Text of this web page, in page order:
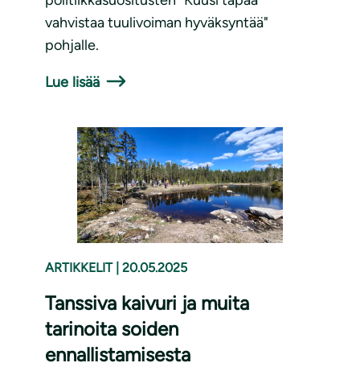
vahvistaa tuulivoiman hyväksyntää"
pohjalle.
Lue lisää
ARTIKKELIT 20.05.2025
Tanssiva kaivuri ja muita
tarinoita soiden
ennallistamisesta